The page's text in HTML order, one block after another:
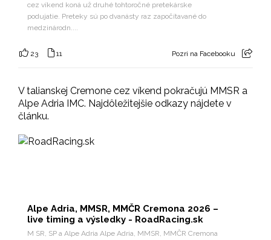
cez víkend koná už druhé tohtoročné pretekárske
podujatie. Preteky sú po dvanásty raz započítavané do
medzinárodn....
23 11 Pozri na Facebooku
V talianskej Cremone cez víkend pokračujú MMSR a
Alpe Adria IMC. Najdôležitejšie odkazy nájdete v
článku.
Alpe Adria, MMSR, MMČR Cremona 2026 –
live timing a výsledky - RoadRacing.sk
M SR, SP a Alpe Adria Alpe Adria, MMSR, MMČR Cremona